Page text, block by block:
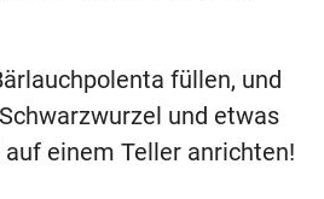
füllen, und
und etwas
einem Teller anrichten!